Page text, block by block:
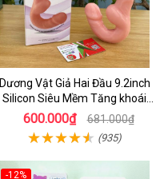
Dương Vật Giả Hai Đầu 9.2inch
Silicon Siêu Mềm Tăng khoái
Cảm Đôi Đỉnh Cao
600.000₫ 681.000₫
(935)
-12%